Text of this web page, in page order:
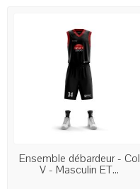
COMMANDE PERSONNALISÉE
Ensemble débardeur - Col
V - Masculin ET...